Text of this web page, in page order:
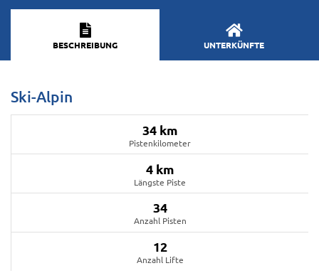
BESCHREIBUNG UNTERKÜNFTE
Ski-Alpin
34 km
Pistenkilometer
4 km
Längste Piste
34
Anzahl Pisten
12
Anzahl Lifte